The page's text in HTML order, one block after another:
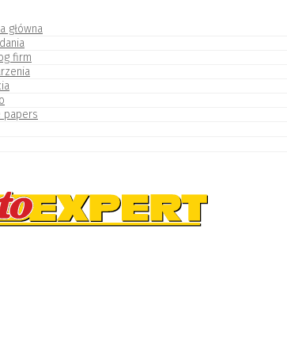
główna
firm
papers